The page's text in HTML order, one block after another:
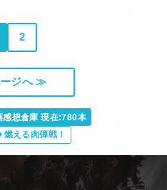
2
ジへ ≫
感想倉庫 現在:780本
燃える肉弾戦！